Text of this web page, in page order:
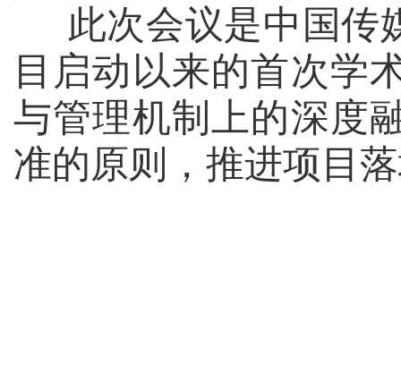
此次会议是中国传
目启动以来的首次学
与管理机制上的深度
准的原则，推进项目